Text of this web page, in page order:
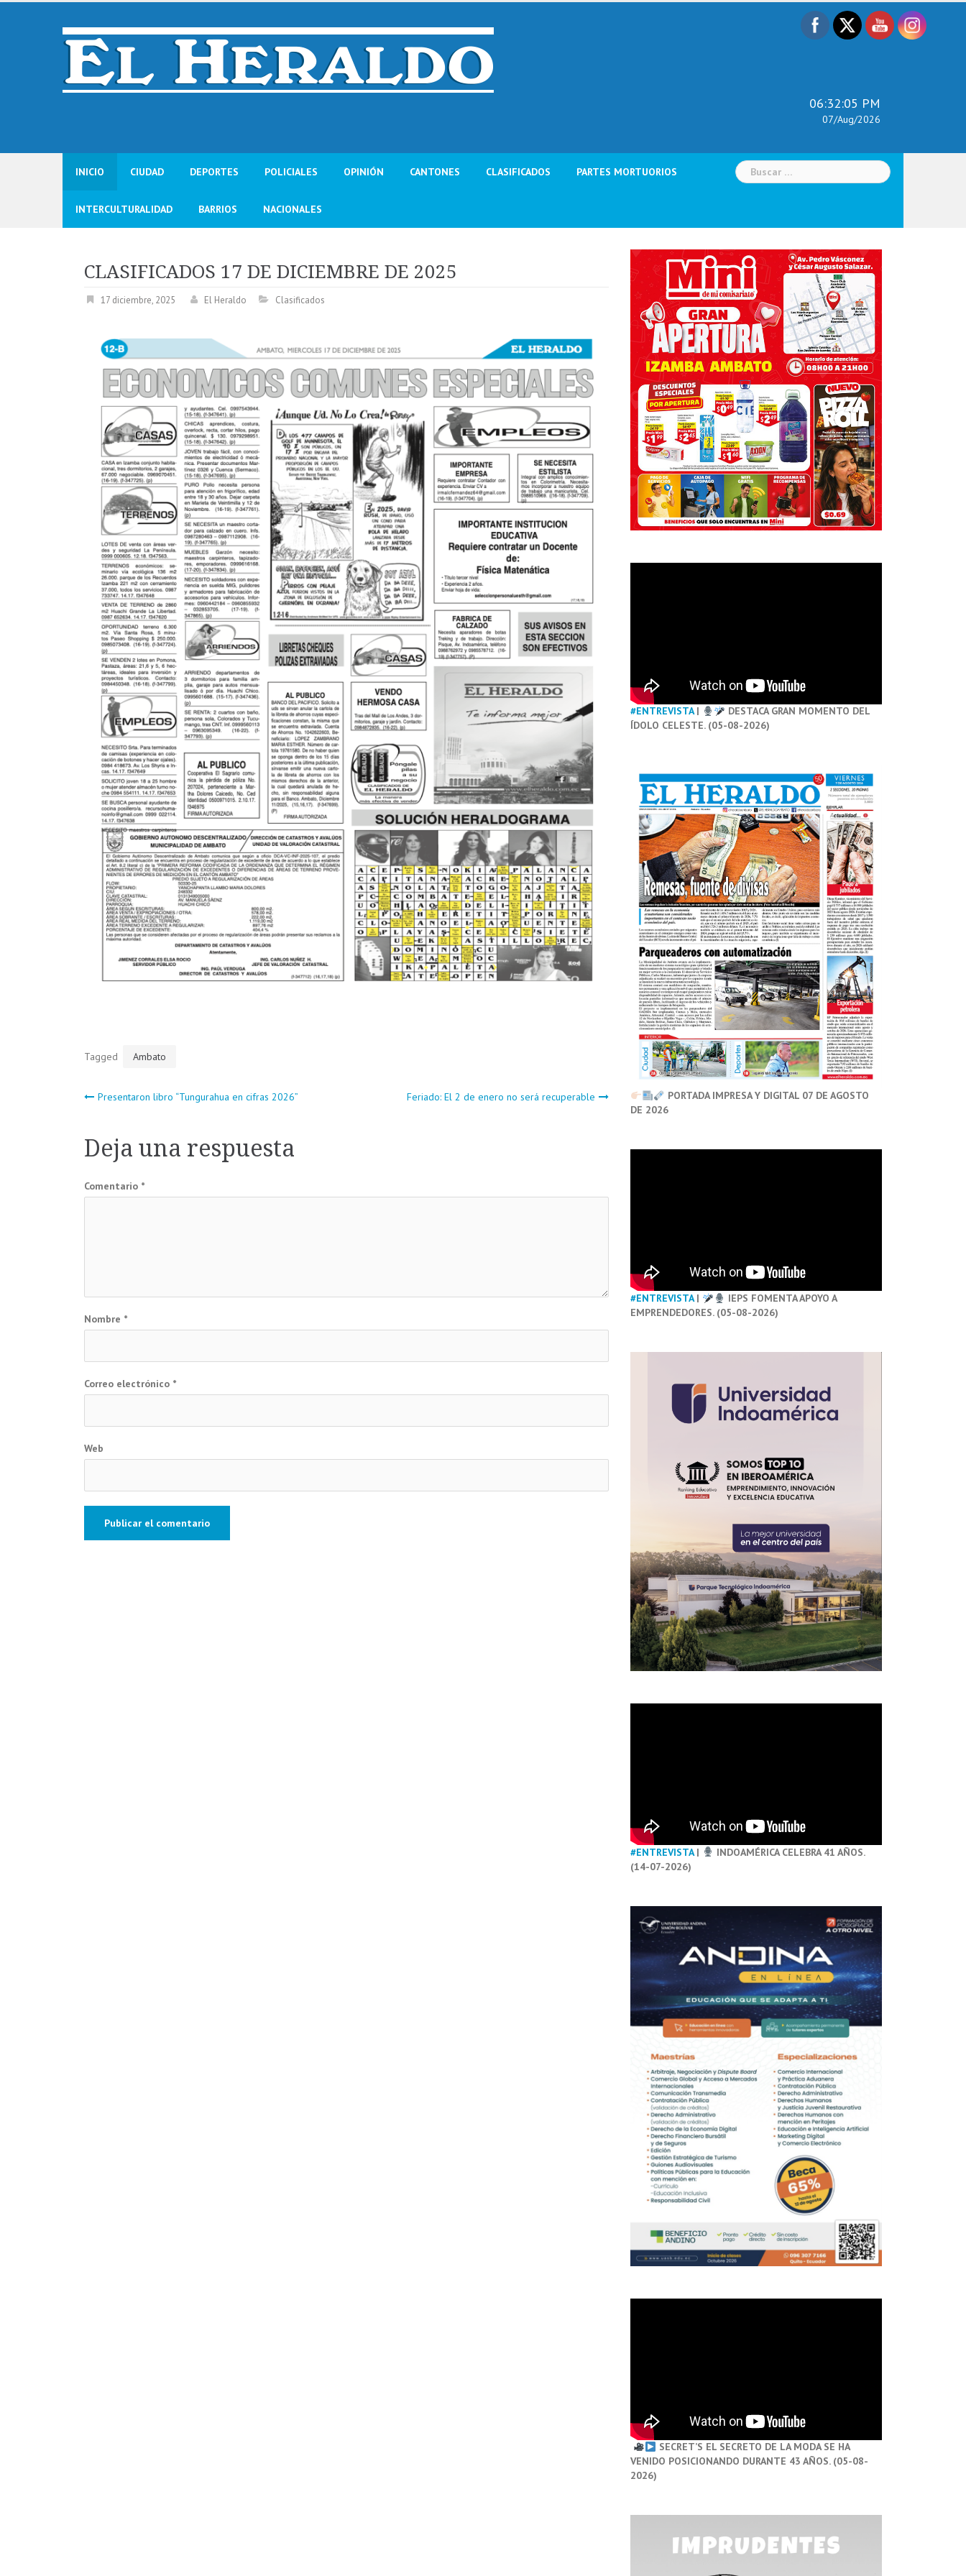
Skip
06:32:06 PM
07/Aug/2026
INICIO CIUDAD DEPORTES POLICIALES OPINIÓN CANTONES CLASIFICADOS PARTES MORTUORIOS
INTERCULTURALIDAD BARRIOS NACIONALES
Buscar:
CLASIFICADOS 17 DE DICIEMBRE DE 2025
17 diciembre, 2025 El Heraldo Clasificados
Tagged Ambato
Navegación
de
entradas
Presentaron libro “Tungurahua en cifras 2026” Feriado: El 2 de enero no será recuperable
Deja una respuesta
Comentario *
Nombre *
Correo electrónico *
Web
#ENTREVISTA|
DESTACA GRAN MOMENTO DEL
ÍDOLO CELESTE. (05-08-2026)
PORTADA IMPRESA Y DIGITAL 07 DE AGOSTO
DE 2026
#ENTREVISTA|
IEPS FOMENTA APOYO A
EMPRENDEDORES. (05-08-2026)
#ENTREVISTA|
INDOAMÉRICA CELEBRA 41 AÑOS.
(14-07-2026)
SECRET’S EL SECRETO DE LA MODA SE HA
VENIDO POSICIONANDO DURANTE 43 AÑOS. (05-08-
2026)